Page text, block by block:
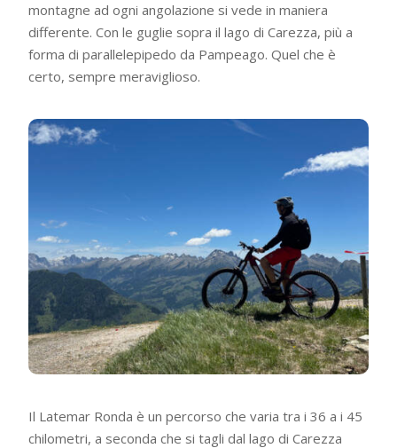
montagne ad ogni angolazione si vede in maniera
differente. Con le guglie sopra il lago di Carezza, più a
forma di parallelepipedo da Pampeago. Quel che è
certo, sempre meraviglioso.
Il Latemar Ronda è un percorso che varia tra i 36 a i 45
chilometri, a seconda che si tagli dal lago di Carezza